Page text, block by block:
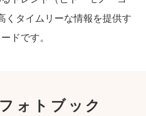
くタイムリーな情報を提供す
ドです。
ォトブック